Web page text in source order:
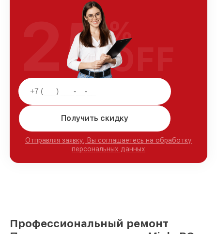
Получить скидку
Отправляя заявку, Вы соглашаетесь на обработку
персональных данных
25%
OFF
Профессиональный ремонт